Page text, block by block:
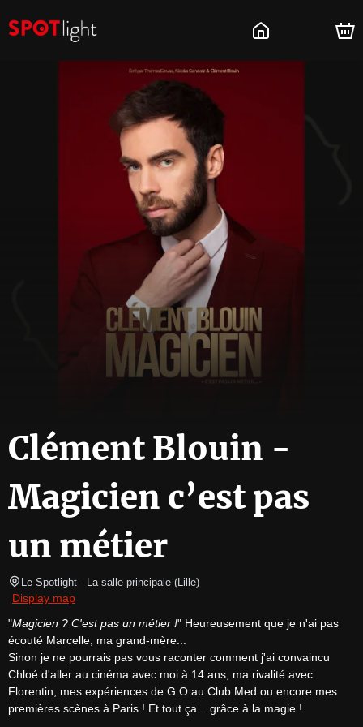
Clément Blouin -
Magicien c’est pas
un métier
Le Spotlight - La salle principale (Lille)
Display map
"Magicien ? C'est pas un métier !" Heureusement que je n'ai pas
écouté Marcelle, ma grand-mère...
Sinon je ne pourrais pas vous raconter comment j'ai convaincu
Chloé d'aller au cinéma avec moi à 14 ans, ma rivalité avec
Florentin, mes expériences de G.O au Club Med ou encore mes
premières scènes à Paris ! Et tout ça... grâce à la magie !